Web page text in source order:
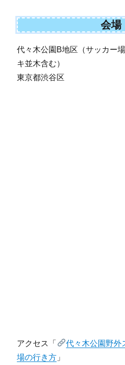
会場
代々木公園B地区（サッカー
キ並木含む）
東京都渋谷区
アクセス「
代々木公園野外
場の行き方 」